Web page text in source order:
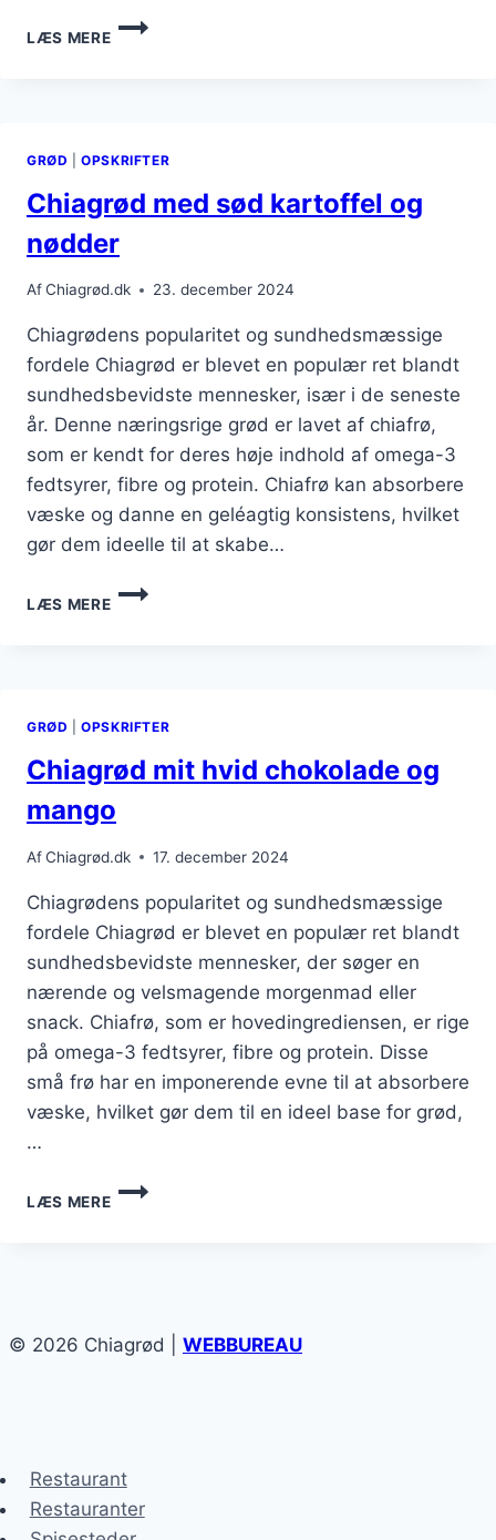
LÆS MERE
CHIAGRØD
MED
GRØD |OPSKRIFTER
Chiagrød med sød kartoffel og
nødder
AfChiagrød.dk 23. december 2024
Chiagrødens popularitet og sundhedsmæssige
fordele Chiagrød er blevet en populær ret blandt
sundhedsbevidste mennesker, især i de seneste
år. Denne næringsrige grød er lavet af chiafrø,
som er kendt for deres høje indhold af omega-3
fedtsyrer, fibre og protein. Chiafrø kan absorbere
væske og danne en geléagtig konsistens, hvilket
gør dem ideelle til at skabe…
LÆS MERE
CHIAGRØD
MED
GRØD |OPSKRIFTER
Chiagrød mit hvid chokolade og
mango
AfChiagrød.dk 17. december 2024
Chiagrødens popularitet og sundhedsmæssige
fordele Chiagrød er blevet en populær ret blandt
sundhedsbevidste mennesker, der søger en
nærende og velsmagende morgenmad eller
snack. Chiafrø, som er hovedingrediensen, er rige
på omega-3 fedtsyrer, fibre og protein. Disse
små frø har en imponerende evne til at absorbere
væske, hvilket gør dem til en ideel base for grød,
…
LÆS MERE
CHIAGRØD
MIT
© 2026 Chiagrød | WEBBUREAU
Restaurant
Restauranter